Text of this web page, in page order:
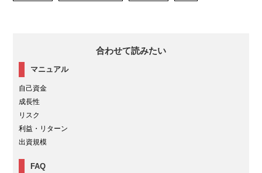
合わせて読みたい
マニュアル
自己資金
成長性
リスク
利益・リターン
出資規模
FAQ